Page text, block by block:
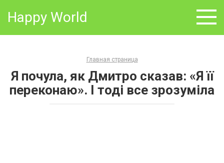
Happy World
Главная страница
Я почула, як Дмитро сказав: «Я її
переконаю». І тоді все зрозуміла